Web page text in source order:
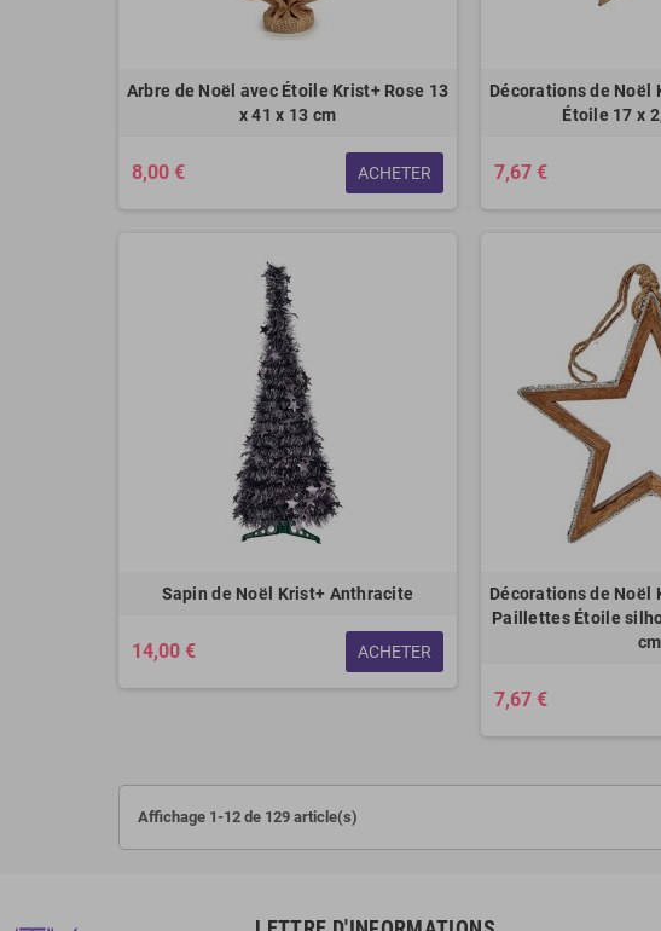
Arbre de Noël avec Étoile Krist+ Rose 13
x 41 x 13 cm
8,00 € ACHETER
Décorations de Noël
Étoile 17 x
7,67 €
Sapin de Noël Krist+ Anthracite
14,00 € ACHETER
Décorations de Noël
Paillettes Étoile
cm
7,67 €
Affichage 1-12 de 129 article(s)